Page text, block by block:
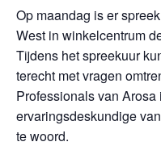
Op maandag is er
West in winkelcentrum
Tijdens het spreekuur
terecht met vragen
Professionals van
ervaringsdeskundige
te woord.